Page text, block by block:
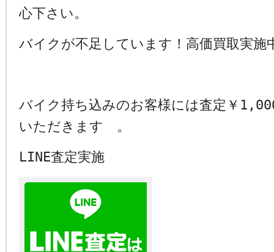
心下さい。
バイクが不足しています！高価買取実施
バイク持ち込みのお客様には査定￥
いただきます 。
LINE査定実施